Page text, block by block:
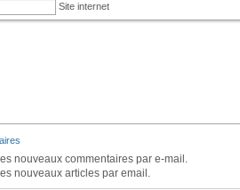
Site internet
nouveaux commentaires par e-mail.
nouveaux articles par email.